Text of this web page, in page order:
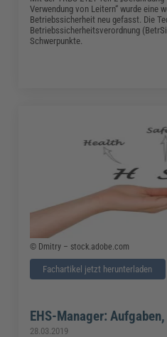
Verwendung von Leitern“ wurde eine
Betriebssicherheit neu gefasst. Die
Betriebssicherheitsverordnung
Schwerpunkte.
© Dmitry – stock.adobe.com
Fachartikel jetzt herunterladen
EHS-Manager:
28.03.2019